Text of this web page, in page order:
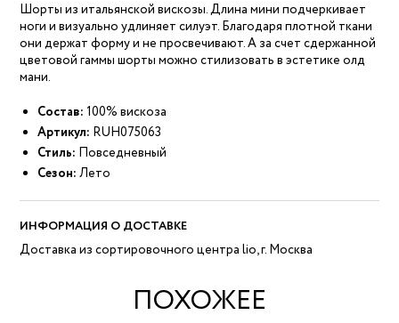
Шорты из итальянской вискозы. Длина мини подчеркивает
ноги и визуально удлиняет силуэт. Благодаря плотной ткани
они держат форму и не просвечивают. А за счет сдержанной
цветовой гаммы шорты можно стилизовать в эстетике олд
мани.
Состав: 100% вискоза
Артикул: RUH075063
Стиль: Повседневный
Сезон: Лето
ИНФОРМАЦИЯ О ДОСТАВКЕ
Доставка из сортировочного центра lio, г. Москва
ПОХОЖЕЕ